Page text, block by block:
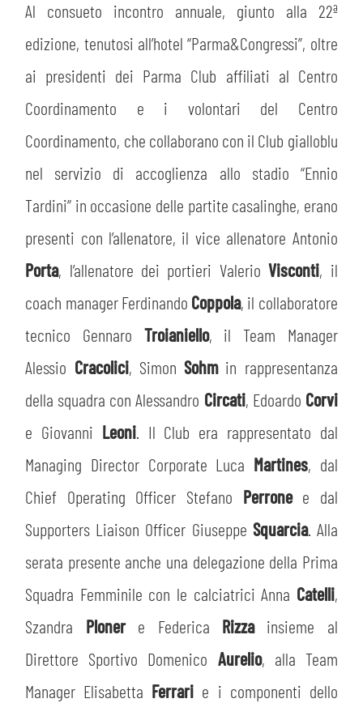
Al consueto incontro annuale, giunto alla 22ª
edizione, tenutosi all’hotel “Parma&Congressi”, oltre
ai presidenti dei Parma Club affiliati al Centro
Coordinamento e i volontari del Centro
Coordinamento, che collaborano con il Club gialloblu
nel servizio di accoglienza allo stadio “Ennio
Tardini” in occasione delle partite casalinghe, erano
presenti con l’allenatore, il vice allenatore Antonio
Porta, l’allenatore dei portieri ValerioVisconti, il
coach manager Ferdinando Coppola, il collaboratore
tecnico Gennaro Troianiello, il Team Manager
Alessio Cracolici, SimonSohm in rappresentanza
della squadra con Alessandro Circati, Edoardo Corvi
e Giovanni Leoni. Il Club era rappresentato dal
Managing Director Corporate Luca Martines, dal
Chief Operating Officer Stefano Perrone e dal
Supporters Liaison Officer Giuseppe Squarcia. Alla
serata presente anche una delegazione della Prima
Squadra Femminile con le calciatrici Anna Catelli,
Szandra Ploner e Federica Rizza insieme al
Direttore Sportivo Domenico Aurelio, alla Team
Manager Elisabetta Ferrari e i componenti dello
sempre abilitati
ACCETTA E SALVA